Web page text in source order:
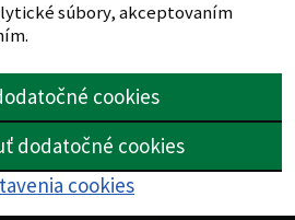
súbory, akceptovaním
cookies
dodatočné cookies
cookies